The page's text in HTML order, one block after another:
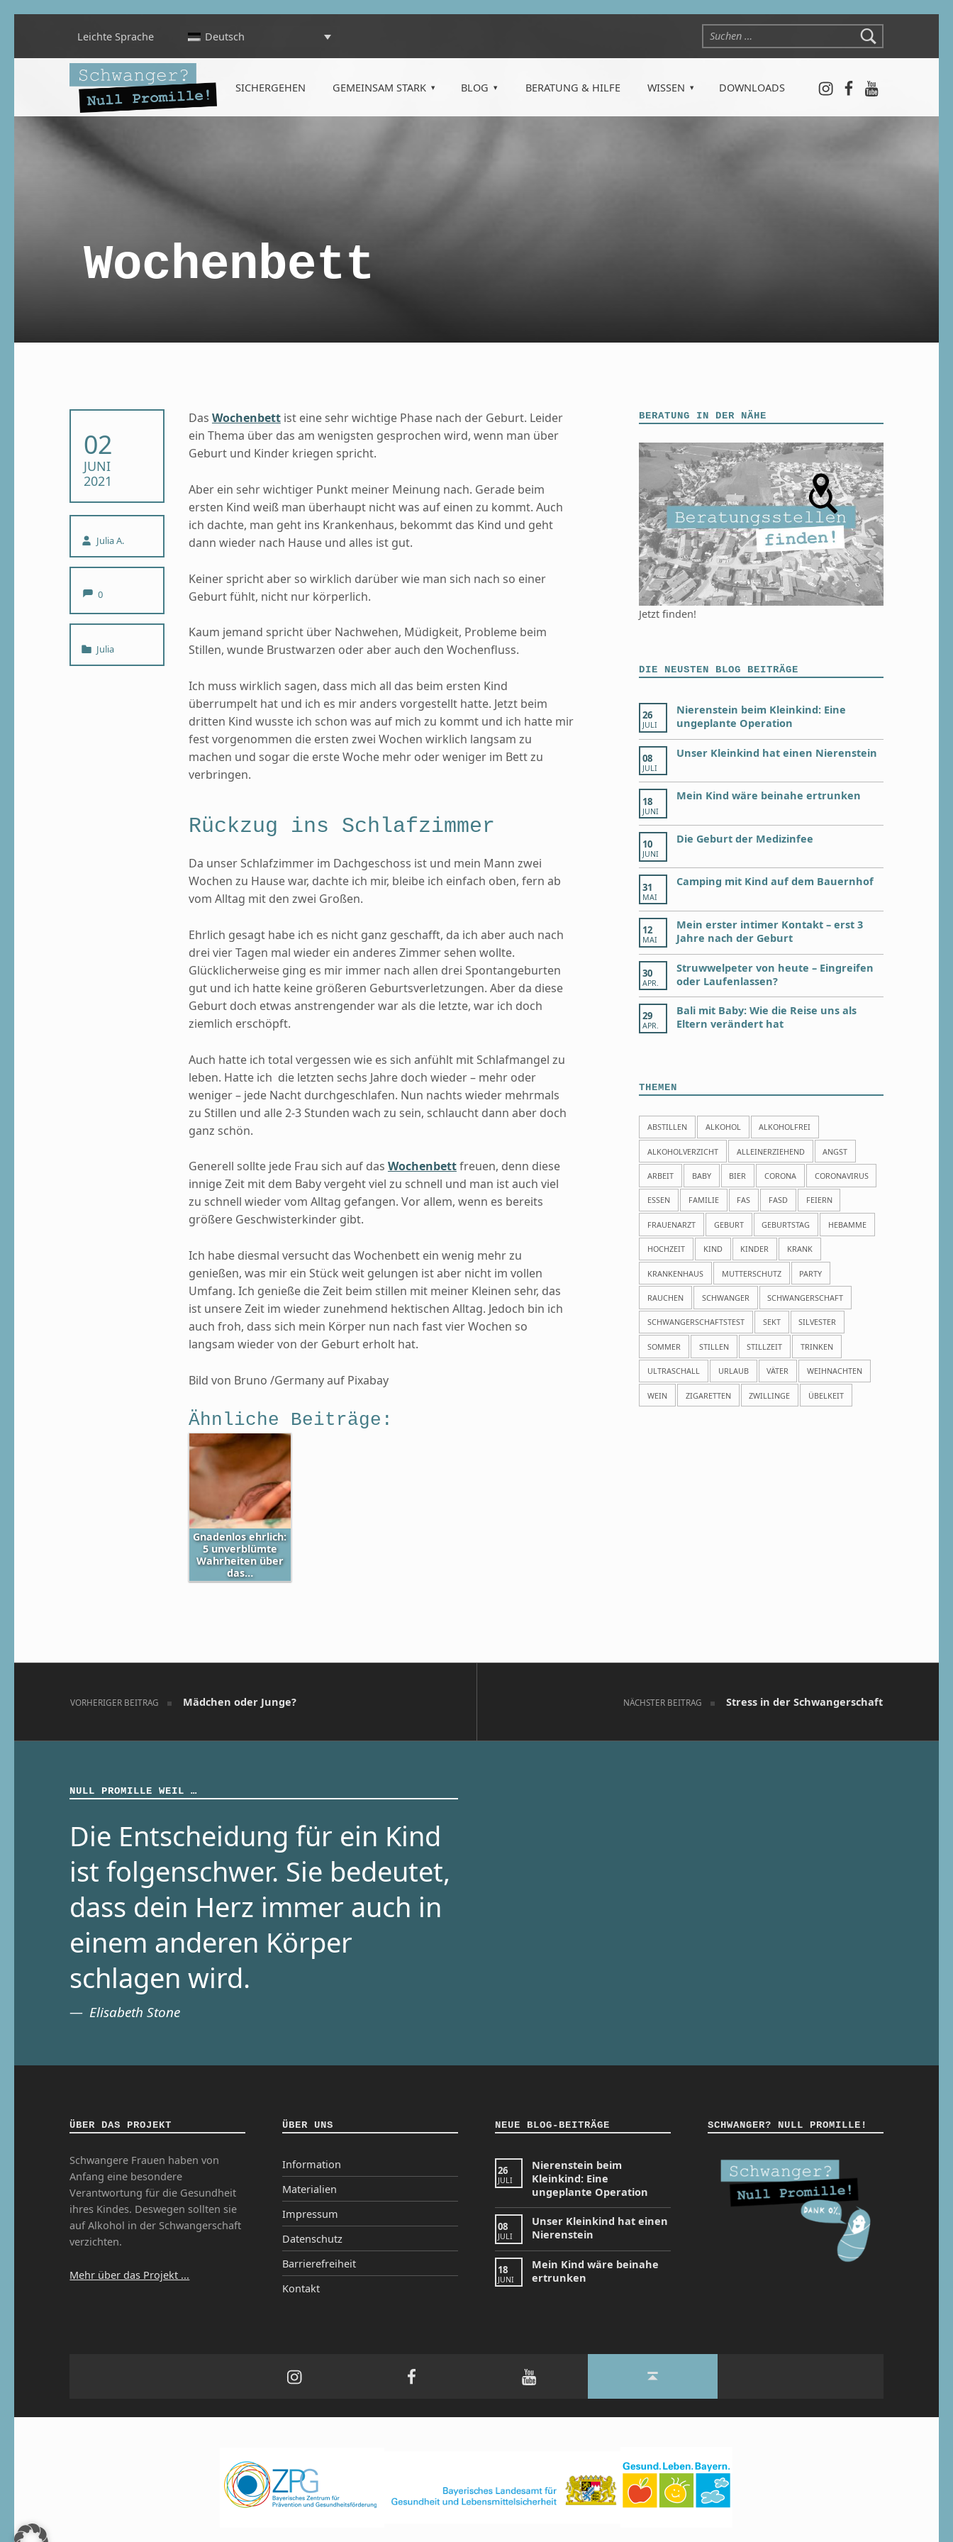
SICHERGEHEN GEMEINSAM STARK BLOG BERATUNG & HILFE WISSEN DOWNLOADS
Instagram
Facebook
YouTube
Leichte Sprache Deutsch
Wochenbett
02
JUNI
2021
Written by:
Julia A.
0
Categorized in:
Julia
Das Wochenbettist eine sehr wichtige Phase nach der Geburt. Leider
ein Thema über das am wenigsten gesprochen wird, wenn man über
Geburt und Kinder kriegen spricht.
Aber ein sehr wichtiger Punkt meiner Meinung nach. Gerade beim
ersten Kind weiß man überhaupt nicht was auf einen zu kommt. Auch
ich dachte, man geht ins Krankenhaus, bekommt das Kind und geht
dann wieder nach Hause und alles ist gut.
Keiner spricht aber so wirklich darüber wie man sich nach so einer
Geburt fühlt, nicht nur körperlich.
Kaum jemand spricht über Nachwehen, Müdigkeit, Probleme beim
Stillen, wunde Brustwarzen oder aber auch den Wochenfluss.
Ich muss wirklich sagen, dass mich all das beim ersten Kind
überrumpelt hat und ich es mir anders vorgestellt hatte. Jetzt beim
dritten Kind wusste ich schon was auf mich zu kommt und ich hatte mir
fest vorgenommen die ersten zwei Wochen wirklich langsam zu
machen und sogar die erste Woche mehr oder weniger im Bett zu
verbringen.
Rückzug ins Schlafzimmer
Da unser Schlafzimmer im Dachgeschoss ist und mein Mann zwei
Wochen zu Hause war, dachte ich mir, bleibe ich einfach oben, fern ab
vom Alltag mit den zwei Großen.
Ehrlich gesagt habe ich es nicht ganz geschafft, da ich aber auch nach
drei vier Tagen mal wieder ein anderes Zimmer sehen wollte.
Glücklicherweise ging es mir immer nach allen drei Spontangeburten
gut und ich hatte keine größeren Geburtsverletzungen. Aber da diese
Geburt doch etwas anstrengender war als die letzte, war ich doch
ziemlich erschöpft.
Auch hatte ich total vergessen wie es sich anfühlt mit Schlafmangel zu
leben. Hatte ich die letzten sechs Jahre doch wieder – mehr oder
weniger – jede Nacht durchgeschlafen. Nun nachts wieder mehrmals
zu Stillen und alle 2-3 Stunden wach zu sein, schlaucht dann aber doch
ganz schön.
Generell sollte jede Frau sich auf das Wochenbettfreuen, denn diese
innige Zeit mit dem Baby vergeht viel zu schnell und man ist auch viel
zu schnell wieder vom Alltag gefangen. Vor allem, wenn es bereits
größere Geschwisterkinder gibt.
Ich habe diesmal versucht das Wochenbett ein wenig mehr zu
genießen, was mir ein Stück weit gelungen ist aber nicht im vollen
Umfang. Ich genieße die Zeit beim stillen mit meiner Kleinen sehr, das
ist unsere Zeit im wieder zunehmend hektischen Alltag. Jedoch bin ich
auch froh, dass sich mein Körper nun nach fast vier Wochen so
langsam wieder von der Geburt erholt hat.
Bild von Bruno /Germany auf Pixabay
Ähnliche Beiträge:
Gnadenlos ehrlich:
5 unverblümte
Wahrheiten über
das…
BERATUNG IN DER NÄHE
Jetzt finden!
DIE NEUSTEN BLOG BEITRÄGE
26
JULI
Nierenstein beim Kleinkind: Eine
ungeplante Operation
08
JULI
Unser Kleinkind hat einen Nierenstein
18
JUNI
Mein Kind wäre beinahe ertrunken
10
JUNI
Die Geburt der Medizinfee
31
MAI
Camping mit Kind auf dem Bauernhof
12
MAI
Mein erster intimer Kontakt – erst 3
Jahre nach der Geburt
30
APR.
Struwwelpeter von heute – Eingreifen
oder Laufenlassen?
29
APR.
Bali mit Baby: Wie die Reise uns als
Eltern verändert hat
THEMEN
ABSTILLEN ALKOHOL ALKOHOLFREI
ALKOHOLVERZICHT ALLEINERZIEHEND ANGST
ARBEIT BABY BIER CORONA CORONAVIRUS
ESSEN FAMILIE FAS FASD FEIERN
FRAUENARZT GEBURT GEBURTSTAG HEBAMME
HOCHZEIT KIND KINDER KRANK
KRANKENHAUS MUTTERSCHUTZ PARTY
RAUCHEN SCHWANGER SCHWANGERSCHAFT
SCHWANGERSCHAFTSTEST SEKT SILVESTER
SOMMER STILLEN STILLZEIT TRINKEN
ULTRASCHALL URLAUB VÄTER WEIHNACHTEN
WEIN ZIGARETTEN ZWILLINGE ÜBELKEIT
Beitragsnavigation
VORHERIGER BEITRAG Mädchen oder Junge? NÄCHSTER BEITRAG Stress in der Schwangerschaft
NULL PROMILLE WEIL …
Die Entscheidung für ein Kind
ist folgenschwer. Sie bedeutet,
dass dein Herz immer auch in
einem anderen Körper
schlagen wird.
Elisabeth Stone
ÜBER DAS PROJEKT
Schwangere Frauen haben von
Anfang eine besondere
Verantwortung für die Gesundheit
ihres Kindes. Deswegen sollten sie
auf Alkohol in der Schwangerschaft
verzichten.
Mehr über das Projekt ...
ÜBER UNS
Information
Materialien
Impressum
Datenschutz
Barrierefreiheit
Kontakt
NEUE BLOG-BEITRÄGE
26
JULI
Nierenstein beim
Kleinkind: Eine
ungeplante Operation
08
JULI
Unser Kleinkind hat einen
Nierenstein
18
JUNI
Mein Kind wäre beinahe
ertrunken
SCHWANGER? NULL PROMILLE!
Back to top ↑